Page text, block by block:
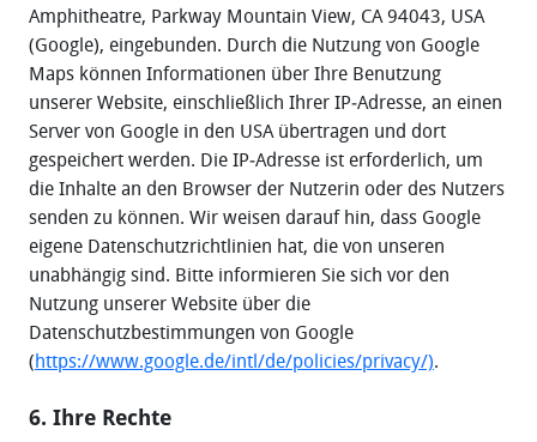
Amphitheatre, Parkway Mountain View, CA 94043, USA
(Google), eingebunden. Durch die Nutzung von Google
Maps können Informationen über Ihre Benutzung
unserer Website, einschließlich Ihrer IP‐Adresse, an einen
Server von Google in den USA übertragen und dort
gespeichert werden. Die IP‐Adresse ist erforderlich, um
die Inhalte an den Browser der Nutzerin oder des Nutzers
senden zu können. Wir weisen darauf hin, dass Google
eigene Datenschutzrichtlinien hat, die von unseren
unabhängig sind. Bitte informieren Sie sich vor den
Nutzung unserer Website über die
Datenschutzbestimmungen von Google
(https://www.google.de/intl/de/policies/privacy/).
6. Ihre Rechte